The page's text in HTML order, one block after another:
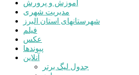
آموزش و پرورش
مدیریت شهری
شهرستانهای استان البرز
فیلم
عکس
پیوندها
آنلاین
جدول لیگ برتر